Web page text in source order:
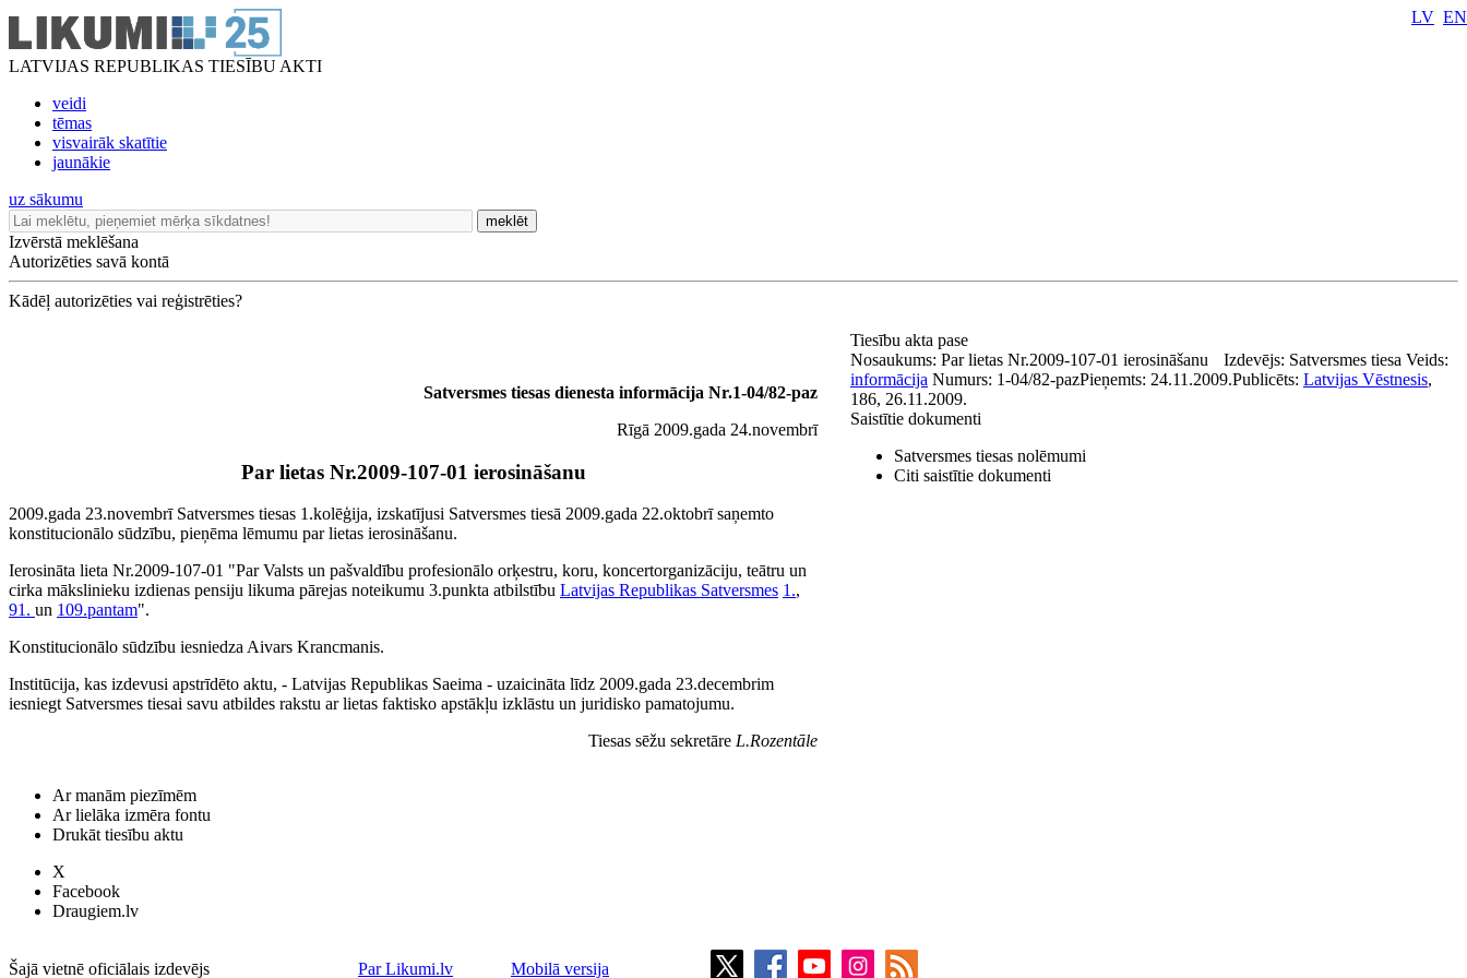
LATVIJAS REPUBLIKAS TIESĪBU AKTI
veidi
tēmas
visvairāk skatītie
jaunākie
LV EN
uz sākumu
meklēt
Izvērstā meklēšana
Autorizēties savā kontā
Kādēļ autorizēties vai reģistrēties?
Satversmes tiesas dienesta informācija Nr.1-04/82-paz
Rīgā 2009.gada 24.novembrī
Par lietas Nr.2009-107-01 ierosināšanu
2009.gada 23.novembrī Satversmes tiesas 1.kolēģija, izskatījusi Satversmes tiesā 2009.gada 22.oktobrī saņemto
konstitucionālo sūdzību, pieņēma lēmumu par lietas ierosināšanu.
Ierosināta lieta Nr.2009-107-01 "Par Valsts un pašvaldību profesionālo orķestru, koru, koncertorganizāciju, teātru un
cirka mākslinieku izdienas pensiju likuma pārejas noteikumu 3.punkta atbilstību Latvijas Republikas Satversmes 1.,
91. un 109.pantam".
Konstitucionālo sūdzību iesniedza Aivars Krancmanis.
Institūcija, kas izdevusi apstrīdēto aktu, - Latvijas Republikas Saeima - uzaicināta līdz 2009.gada 23.decembrim
iesniegt Satversmes tiesai savu atbildes rakstu ar lietas faktisko apstākļu izklāstu un juridisko pamatojumu.
Tiesas sēžu sekretāre L.Rozentāle
Tiesību akta pase
Nosaukums: Par lietas Nr.2009-107-01 ierosināšanu Izdevējs: Satversmes tiesa Veids:
informācija Numurs: 1-04/82-pazPieņemts: 24.11.2009.Publicēts: Latvijas Vēstnesis,
186, 26.11.2009.
Saistītie dokumenti
Satversmes tiesas nolēmumi
Citi saistītie dokumenti
Ar manām piezīmēm
Ar lielāka izmēra fontu
Drukāt tiesību aktu
X
Facebook
Draugiem.lv
Šajā vietnē oficiālais izdevējs Par Likumi.lv Mobilā versija